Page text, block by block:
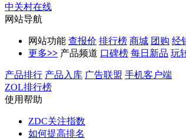
中关村在线
网站导航
网站功能 查报价 排行榜 商城 团购 经
更多>> 产品频道 口碑榜 每日新品 玩
产品排行 产品入库 广告联盟 手机客户端
ZOL排行榜
使用帮助
ZDC关注指数
如何提高排名